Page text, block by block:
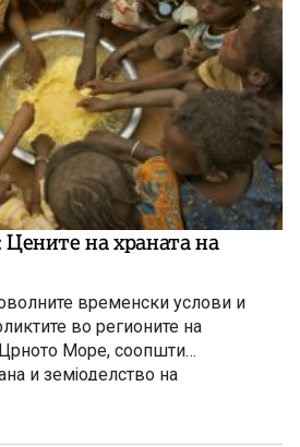
на храната на
временски услови и
во регионите на
Море, соопшти
и земјоделство на